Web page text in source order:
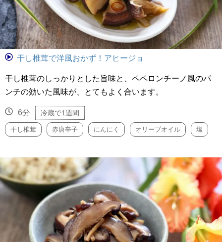
干し椎茸で洋風おかず！アヒージョ
干し椎茸のしっかりとした旨味と、ペペロンチーノ風のパ
ンチの効いた風味が、とてもよく合います。
6分 冷蔵で1週間
干し椎茸 赤唐辛子 にんにく オリーブオイル 塩